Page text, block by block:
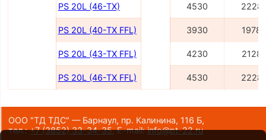
PS 20L (46-TX) 4530 2228
PS 20L (40-TX FFL) 3930 1978
PS 20L (43-TX FFL) 4230 2128
PS 20L (46-TX FFL) 4530 2228
ООО "ТД ТДС" — Барнаул, пр. Калинина, 116 Б,
тел.:+7 (3852) 33-34-35,E-mail:info@pt-22.ru